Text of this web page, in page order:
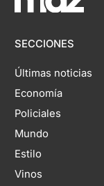
SECCIONES
Últimas noticias
Economía
Policiales
Mundo
Estilo
Vinos